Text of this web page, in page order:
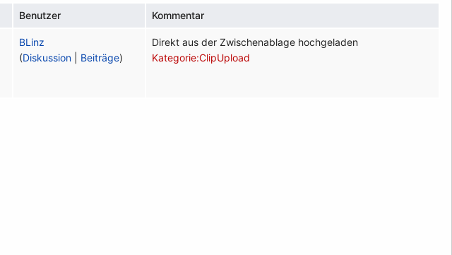
Benutzer Kommentar
BLinz
(Diskussion Beiträge)
Direkt aus der Zwischenablage hochgeladen
Kategorie:ClipUpload